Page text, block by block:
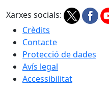
Xarxes socials:
Crèdits
Contacte
Protecció de dades
Avís legal
Accessibilitat